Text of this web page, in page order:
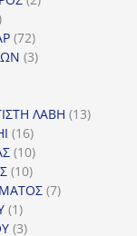
7272
προϊόντα
33
ΛΑΒΗ 1313
1616
προϊόντα
1010
προϊόντα
1010
προϊόντα
77
11
προϊόν
33